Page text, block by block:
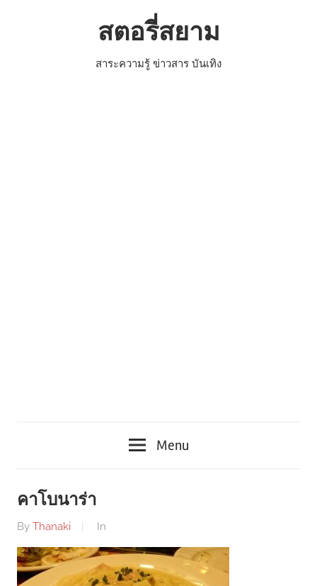
สตอรี่สยาม
สาระความรู้ ข่าวสาร บันเทิง
Menu
คาโบนาร่า
By Thanaki In